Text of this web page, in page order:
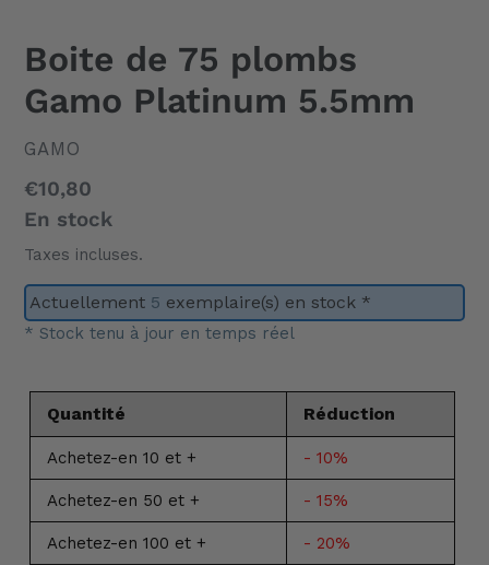
Boite de 75 plombs
Gamo Platinum 5.5mm
DISTRIBUTEUR
GAMO
Prix
normal
€10,80
En stock
Taxes incluses.
Actuellement 5 exemplaire(s) en stock *
* Stock tenu à jour en temps réel
Quantité Réduction
Achetez-en 10 et + - 10%
Achetez-en 50 et + - 15%
Achetez-en 100 et + - 20%